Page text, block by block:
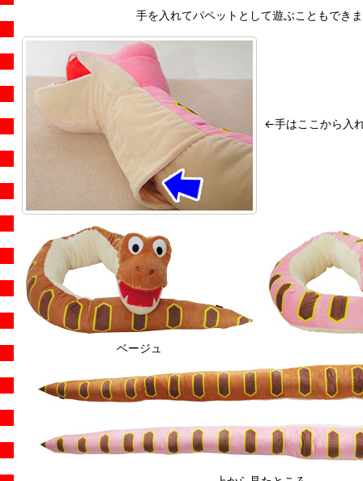
手を入れてパペットとして遊ぶこともでき
←手はここから入
ベージュ